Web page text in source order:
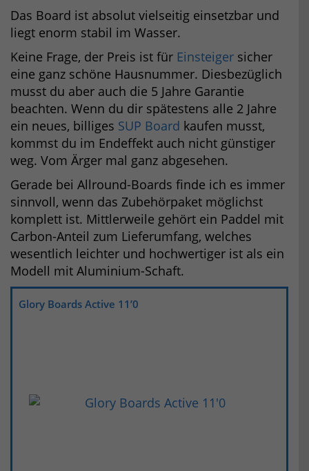
Das Board ist absolut vielseitig einsetzbar und
liegt enorm stabil im Wasser.
Keine Frage, der Preis ist für Einsteiger sicher
eine ganz schöne Hausnummer. Diesbezüglich
musst du aber auch die 5 Jahre Garantie
beachten. Wenn du dir spätestens alle 2 Jahre
ein neues, billiges SUP Board kaufen musst,
kommst du im Endeffekt auch nicht günstiger
weg. Vom Ärger mal ganz abgesehen.
Gerade bei Allround-Boards finde ich es immer
sinnvoll, wenn das Zubehörpaket möglichst
komplett ist. Mittlerweile gehört ein Paddel mit
Carbon-Anteil zum Lieferumfang, welches
wesentlich leichter und hochwertiger ist als ein
Modell mit Aluminium-Schaft.
Glory Boards Active 11’0